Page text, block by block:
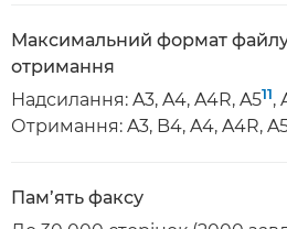
Максимальний формат
отримання
Надсилання: A3, A4, A4R, A511,
Отримання: A3, B4, A4, A4R,
Пам’ять факсу